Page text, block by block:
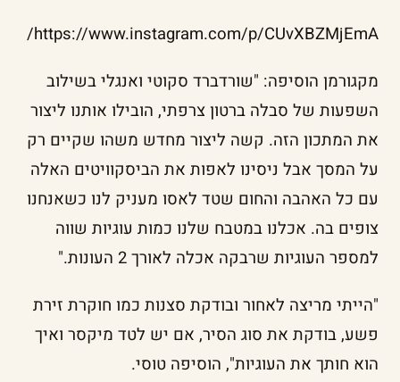
https://www.instagram.com/p/CUvXBZMjEmA/
מקגורמן הוסיפה: "שורדברד סקוטי ואנגלי בשילוב
השפעות של סבלה ברטון צרפתי, הובילו אותנו ליצור
את המתכון הזה. קשה ליצור מחדש משהו שקיים רק
על המסך אבל ניסינו לאפות את הביסקוויטים האלה
עם כל האהבה והחום שטד לאסו מעניק לנו כשאנחנו
צופים בה. אכלנו במטבח שלנו כמות עוגיות שווה
למספר העוגיות שרבקה אכלה לאורך 2 העונות."
"הייתי מריצה לאחור ובודקת סצנות כמו חוקרת זירת
פשע, בודקת את סוג הסיר, אם יש לטד מיקסר ואיך
הוא חותך את העוגיות", הוסיפה טוסי.